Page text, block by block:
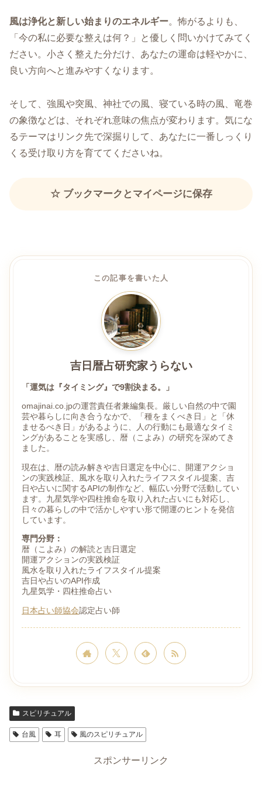
風は浄化と新しい始まりのエネルギー。怖がるよりも、
「今の私に必要な整えは何？」と優しく問いかけてみてく
ださい。小さく整えた分だけ、あなたの運命は軽やかに、
良い方向へと進みやすくなります。
そして、強風や突風、神社での風、寝ている時の風、竜巻
の象徴などは、それぞれ意味の焦点が変わります。気にな
るテーマはリンク先で深掘りして、あなたに一番しっくり
くる受け取り方を育ててくださいね。
☆ ブックマークとマイページに保存
この記事を書いた人
吉日暦占研究家うらない
「運気は『タイミング』で9割決まる。」
omajinai.co.jpの運営責任者兼編集長。厳しい自然の中で園
芸や暮らしに向き合うなかで、「種をまくべき日」と「休
ませるべき日」があるように、人の行動にも最適なタイミ
ングがあることを実感し、暦（こよみ）の研究を深めてき
ました。
現在は、暦の読み解きや吉日選定を中心に、開運アクショ
ンの実践検証、風水を取り入れたライフスタイル提案、吉
日や占いに関するAPIの制作など、幅広い分野で活動してい
ます。九星気学や四柱推命を取り入れた占いにも対応し、
日々の暮らしの中で活かしやすい形で開運のヒントを発信
しています。
専門分野：
暦（こよみ）の解読と吉日選定
開運アクションの実践検証
風水を取り入れたライフスタイル提案
吉日や占いのAPI作成
九星気学・四柱推命占い
日本占い師協会認定占い師
スピリチュアル
台風 耳 風のスピリチュアル
スポンサーリンク